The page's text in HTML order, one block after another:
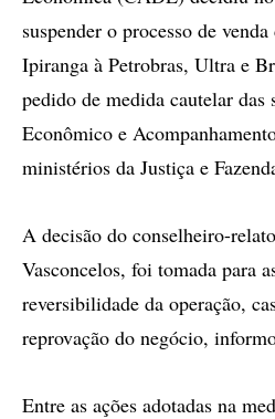
suspender o processo de
Ipiranga à Petrobras, Ultra e
pedido de medida cautelar
Econômico e
ministérios da Justiça e
A decisão do conselheiro-
Vasconcelos, foi tomada para
reversibilidade da operação,
reprovação do negócio,
Entre as ações adotadas na